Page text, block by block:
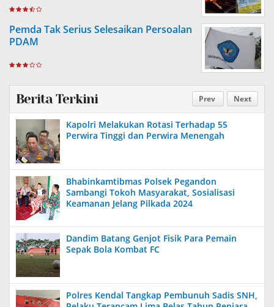
Pemda Tak Serius Selesaikan Persoalan
PDAM
Prev Next
Berita Terkini
Kapolri Melakukan Rotasi Terhadap 55
Perwira Tinggi dan Perwira Menengah
Bhabinkamtibmas Polsek Pegandon
Sambangi Tokoh Masyarakat, Sosialisasi
Keamanan Jelang Pilkada 2024
Dandim Batang Genjot Fisik Para Pemain
Sepak Bola Kombat FC
Polres Kendal Tangkap Pembunuh Sadis SNH,